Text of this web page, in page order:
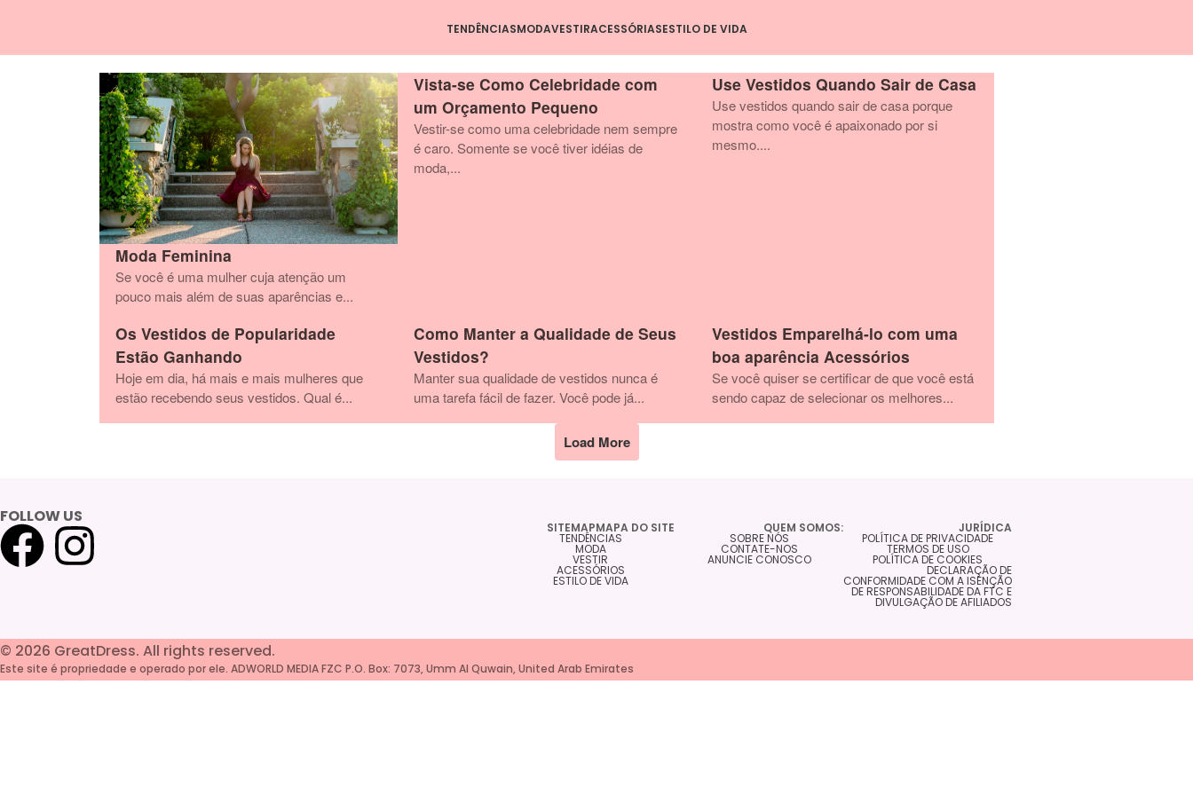
TENDÊNCIASMODAVESTIRACESSÓRIASESTILO DE VIDA
Moda Feminina
Se você é uma mulher cuja atenção um
pouco mais além de suas aparências e...
Vista-se Como Celebridade com
um Orçamento Pequeno
Vestir-se como uma celebridade nem sempre
é caro. Somente se você tiver idéias de
moda,...
Use Vestidos Quando Sair de Casa
Use vestidos quando sair de casa porque
mostra como você é apaixonado por si
mesmo....
Os Vestidos de Popularidade
Estão Ganhando
Hoje em dia, há mais e mais mulheres que
estão recebendo seus vestidos. Qual é...
Como Manter a Qualidade de Seus
Vestidos?
Manter sua qualidade de vestidos nunca é
uma tarefa fácil de fazer. Você pode já...
Vestidos Emparelhá-lo com uma
boa aparência Acessórios
Se você quiser se certificar de que você está
sendo capaz de selecionar os melhores...
Load More
FOLLOW US
SITEMAPMAPA DO SITE
TENDÊNCIAS
MODA
VESTIR
ACESSÓRIOS
ESTILO DE VIDA
QUEM SOMOS:
SOBRE NÓS
CONTATE-NOS
ANUNCIE CONOSCO
JURÍDICA
POLÍTICA DE PRIVACIDADE
TERMOS DE USO
POLÍTICA DE COOKIES
DECLARAÇÃO DE
CONFORMIDADE COM A ISENÇÃO
DE RESPONSABILIDADE DA FTC E
DIVULGAÇÃO DE AFILIADOS
© 2026 GreatDress. All rights reserved.
Este site é propriedade e operado por ele. ADWORLD MEDIA FZC P.O. Box: 7073, Umm Al Quwain, United Arab Emirates